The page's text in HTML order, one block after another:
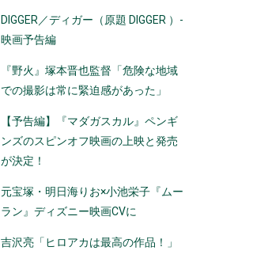
DIGGER／ディガー（原題 DIGGER ）-
映画予告編
『野火』塚本晋也監督「危険な地域
での撮影は常に緊迫感があった」
【予告編】『マダガスカル』ペンギ
ンズのスピンオフ映画の上映と発売
が決定！
元宝塚・明日海りお×小池栄子『ムー
ラン』ディズニー映画CVに
吉沢亮「ヒロアカは最高の作品！」